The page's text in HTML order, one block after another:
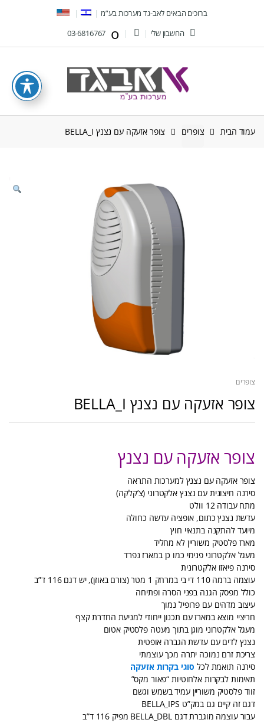
ברוכים הבאים לאב-גד מערכות בע”מ
החשבון שלי
עמוד הבית צופרים צופר אזעקה עם נצנץ BELLA_I
צופרים
צופר אזעקה עם נצנץ BELLA_I
צופר אזעקה עם נצנץ
צופר אזעקה עם נצנץ למערכות התראה
סירנה חיצונית עם נצנץ אלקטרוני (צ’קלקה)
מתח עבודה 12 וולט
עדשת נצנץ כתום, אופציה עדשה כחולה
מיועד להתקנה בתנאיי חוץ
מארז פלסטיק משוריין לא מחליד
מעגל אלקטרוני פנימי כמו כן במארז נפרד
סירנה פיאזו אלקטרונית
עוצמה ברמה 110 די בי במרחק 1 מטר (צורם באוזן), יש דגם 116 ד”ב
כולל מפסק הגנה בפני הסרה ופתיחה
עיצוב מדהים עם פרופיל נמוך
חריציי מוצא במארז עם תכנון ייחודי למניעת החדרת קצף
מעגל אלקטרוני מוגן בתוך מעטה פלסטיק אטום
נצנץ לדים עם עדשת הגברה אופטית
צריכת זרם נמוכה יתרה מכך עוצמתי
סירנה תואמת לכל סוגי בקרות אזעקה
תאימות לבקרות אלחוטיות “פאור מקס”
זווד פלסטיק משוריין עמיד בשמש וגשם
דגם זה קיים גם במק”ט BELLA_IPS
עבור עוצמה מוגברת דגם BELLA_DBL מפיק 116 ד”ב